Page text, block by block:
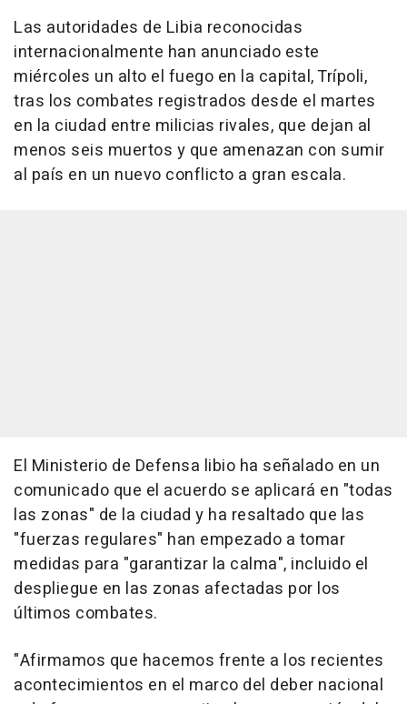
Las autoridades de Libia reconocidas
internacionalmente han anunciado este
miércoles un alto el fuego en la capital, Trípoli,
tras los combates registrados desde el martes
en la ciudad entre milicias rivales, que dejan al
menos seis muertos y que amenazan con sumir
al país en un nuevo conflicto a gran escala.
El Ministerio de Defensa libio ha señalado en un
comunicado que el acuerdo se aplicará en "todas
las zonas" de la ciudad y ha resaltado que las
"fuerzas regulares" han empezado a tomar
medidas para "garantizar la calma", incluido el
despliegue en las zonas afectadas por los
últimos combates.
"Afirmamos que hacemos frente a los recientes
acontecimientos en el marco del deber nacional